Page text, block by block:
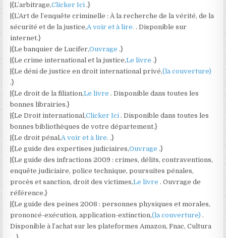
|{L’arbitrage,Clicker Ici .}
|{L’Art de l’enquête criminelle : À la recherche de la vérité, de la
sécurité et de la justice,A voir et à lire. . Disponible sur
internet.}
|{Le banquier de Lucifer,Ouvrage .}
|{Le crime international et la justice,Le livre .}
|{Le déni de justice en droit international privé,(la couverture)
.}
|{Le droit de la filiation,Le livre . Disponible dans toutes les
bonnes librairies.}
|{Le Droit international,Clicker Ici . Disponible dans toutes les
bonnes bibliothèques de votre département.}
|{Le droit pénal,A voir et à lire. .}
|{Le guide des expertises judiciaires,Ouvrage .}
|{Le guide des infractions 2009 : crimes, délits, contraventions,
enquête judiciaire, police technique, poursuites pénales,
procès et sanction, droit des victimes,Le livre . Ouvrage de
référence.}
|{Le guide des peines 2008 : personnes physiques et morales,
prononcé-exécution, application-extinction,(la couverture) .
Disponible à l’achat sur les plateformes Amazon, Fnac, Cultura